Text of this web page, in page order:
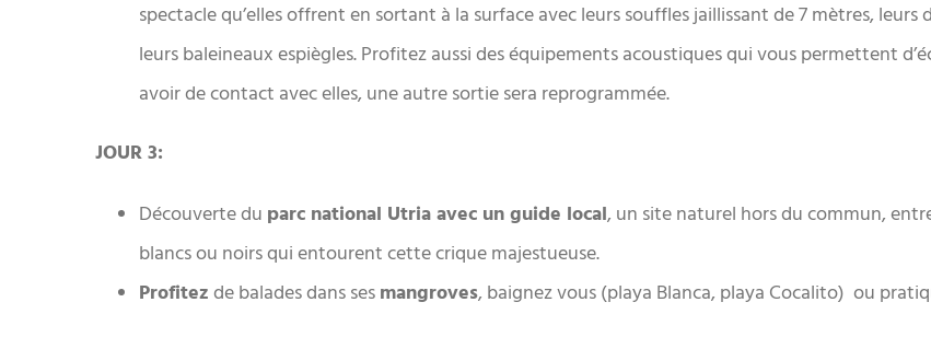
spectacle qu’elles offrent en sortant à la surface avec leurs souffles jaillissant de 7 mètres,
leurs baleineaux espiègles. Profitez aussi des équipements acoustiques qui vous permettent
avoir de contact avec elles, une autre sortie sera reprogrammée.
JOUR 3:
Découverte du parc national Utria avec un guide local, un site naturel hors du commun,
blancs ou noirs qui entourent cette crique majestueuse.
Profitez de balades dans ses mangroves, baignez vous (playa Blanca, playa Cocalito) ou